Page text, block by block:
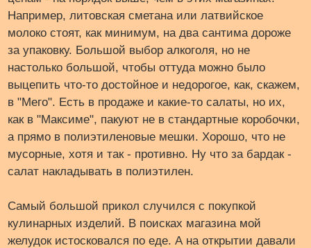
Например, литовская сметана или латвийское
молоко стоят, как минимум, на два сантима дороже
за упаковку. Большой выбор алкоголя, но не
настолько большой, чтобы оттуда можно было
выцепить что-то достойное и недорогое, как, скажем,
в "Мего". Есть в продаже и какие-то салаты, но их,
как в "Максиме", пакуют не в стандартные коробочки,
а прямо в полиэтиленовые мешки. Хорошо, что не
мусорные, хотя и так - противно. Ну что за бардак -
салат накладывать в полиэтилен.
Самый большой прикол случился с покупкой
кулинарных изделий. В поисках магазина мой
желудок истосковался по еде. А на открытии давали